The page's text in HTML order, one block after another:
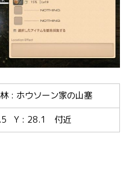
: ホウソーン家の山塞
Y : 28.1 付近